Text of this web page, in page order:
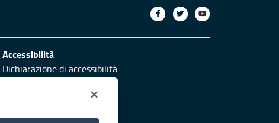
Accessibilità
Dichiarazione di accessibilità
Obiettivi di accessibilità
Protezione civile
×